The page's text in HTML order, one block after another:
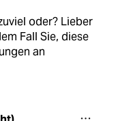
oder? Lieber
Fall Sie, diese
an